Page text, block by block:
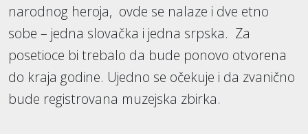
narodnog heroja, ovde se nalaze i dve etno
sobe – jedna slovačka i jedna srpska. Za
posetioce bi trebalo da bude ponovo otvorena
do kraja godine. Ujedno se očekuje i da zvanično
bude registrovana muzejska zbirka.